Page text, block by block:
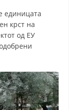
единицата
крст на
од ЕУ